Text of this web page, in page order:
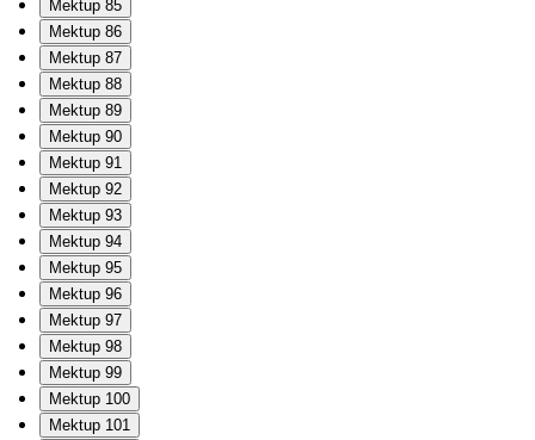
Mektup 85
Mektup 86
Mektup 87
Mektup 88
Mektup 89
Mektup 90
Mektup 91
Mektup 92
Mektup 93
Mektup 94
Mektup 95
Mektup 96
Mektup 97
Mektup 98
Mektup 99
Mektup 100
Mektup 101